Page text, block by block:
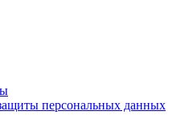
персональных данных